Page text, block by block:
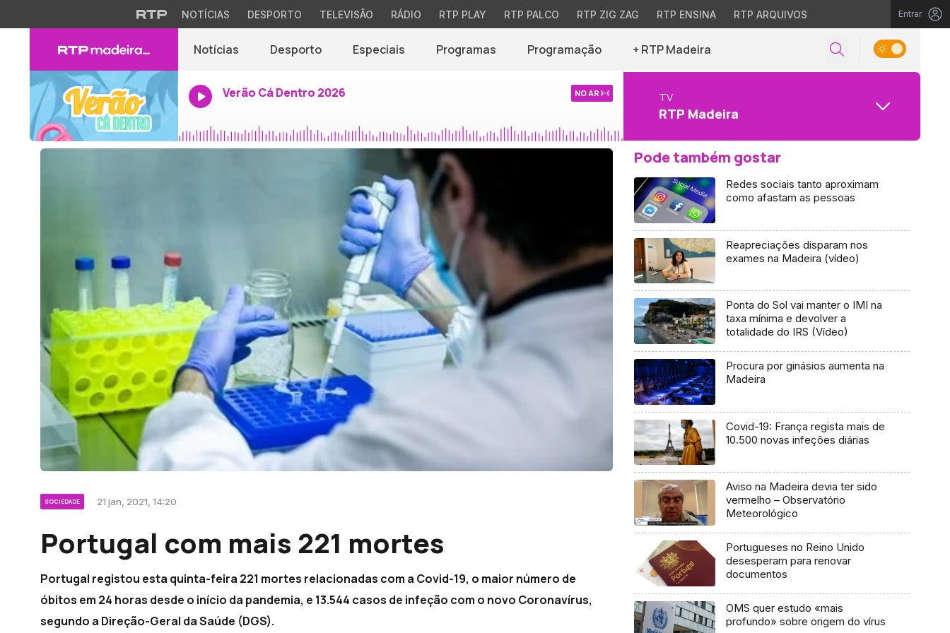
NOTÍCIAS DESPORTO TELEVISÃO RÁDIO RTP PLAY RTP PALCO RTP ZIG ZAG RTP ENSINA RTP ARQUIVOS Entrar
Notícias Desporto Especiais Programas Programação + RTP Madeira
Verão Cá Dentro 2026 NO AR TV
RTP Madeira
SOCIEDADE 21 jan, 2021, 14:20
Portugal com mais 221 mortes
Portugal registou esta quinta-feira 221 mortes relacionadas com a Covid-19, o maior número de
óbitos em 24 horas desde o início da pandemia, e 13.544 casos de infeção com o novo Coronavírus,
segundo a Direção-Geral da Saúde (DGS).
Pode também gostar
Redes sociais tanto aproximam
como afastam as pessoas
Reapreciações disparam nos
exames na Madeira (vídeo)
Ponta do Sol vai manter o IMI na
taxa mínima e devolver a
totalidade do IRS (Vídeo)
Procura por ginásios aumenta na
Madeira
Covid-19: França regista mais de
10.500 novas infeções diárias
Aviso na Madeira devia ter sido
vermelho – Observatório
Meteorológico
Portugueses no Reino Unido
desesperam para renovar
documentos
OMS quer estudo «mais
profundo» sobre origem do vírus